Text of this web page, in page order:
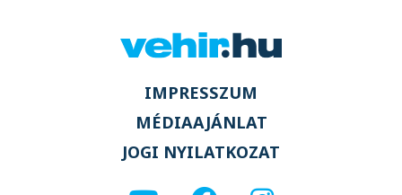
IMPRESSZUM
MÉDIAAJÁNLAT
JOGI NYILATKOZAT